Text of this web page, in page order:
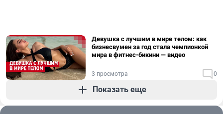
Девушка с лучшим в мире телом: как
бизнесвумен за год стала чемпионкой
мира в фитнес-бикини — видео
3 просмотра 0
Показать еще